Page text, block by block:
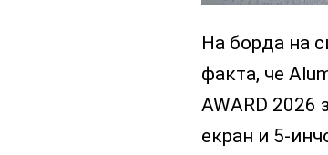
На борда на
факта, че
AWARD 2026
екран и 5-